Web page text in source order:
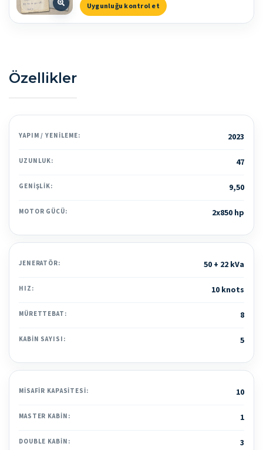
Uygunluğu kontrol et
Özellikler
YAPIM / YENILEME: 2023
UZUNLUK: 47
GENIŞLIK: 9,50
MOTOR GÜCÜ: 2x850 hp
JENERATÖR: 50 + 22 kVa
HIZ: 10 knots
MÜRETTEBAT: 8
KABIN SAYISI: 5
MISAFIR KAPASITESI: 10
MASTER KABIN: 1
DOUBLE KABIN: 3